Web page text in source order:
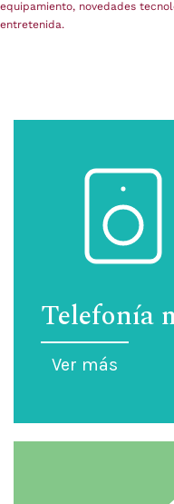
equipamiento, novedades
entretenida.
Telefonía
Ver más